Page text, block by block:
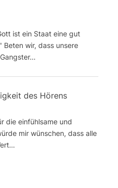
ist ein Staat eine gut
Beten wir, dass unsere
des Hörens
die einfühlsame und
mir wünschen, dass alle